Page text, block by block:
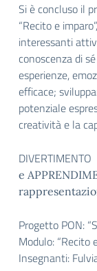
Si è concluso il
“Recito e
interessanti
conoscenza di
esperienze,
efficace;
potenziale
creatività e la
DIVERTIMENTO
e
Progetto PON:
Modulo: “Recito
Insegnanti: